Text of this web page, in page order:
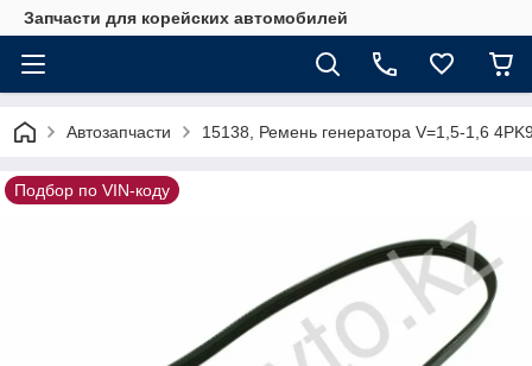
Запчасти для корейских автомобилей
Автозапчасти 15138, Ремень генератора V=1,5-1,6
Подбор по VIN-коду